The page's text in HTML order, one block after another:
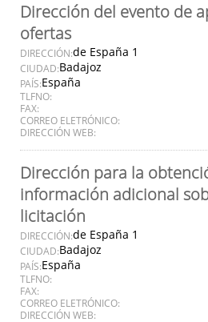
Dirección del evento de
ofertas
DIRECCIÓN:de España 1
CIUDAD:Badajoz
PAÍS:España
TLFNO:
FAX:
CORREO ELETRÓNICO:
DIRECCIÓN WEB:
Dirección para la
información adicional
licitación
DIRECCIÓN:de España 1
CIUDAD:Badajoz
PAÍS:España
TLFNO:
FAX:
CORREO ELETRÓNICO:
DIRECCIÓN WEB: